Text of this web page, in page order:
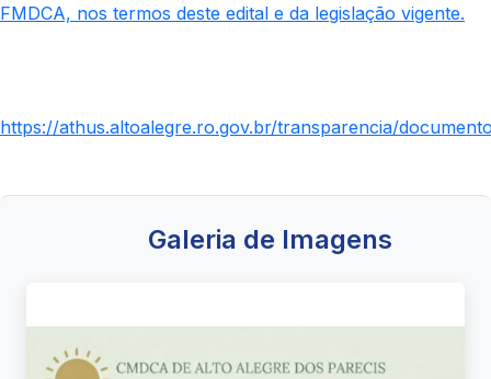
FMDCA, nos termos deste edital e da legislação vigente.
https://athus.altoalegre.ro.gov.br/transparencia/
Galeria de Imagens